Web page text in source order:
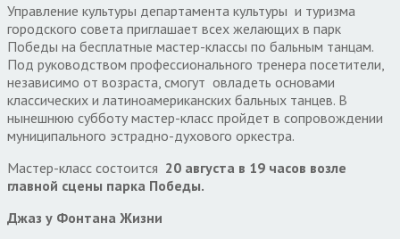
Управление культуры департамента культуры и туризма
городского совета приглашает всех желающих в парк
Победы на бесплатные мастер-классы по бальным танцам.
Под руководством профессионального тренера посетители,
независимо от возраста, смогут овладеть основами
классических и латиноамериканских бальных танцев. В
нынешнюю субботу мастер-класс пройдет в сопровождении
муниципального эстрадно-духового оркестра.
Мастер-класс состоится 20 августа в 19 часов возле
главной сцены парка Победы.
Джаз у Фонтана Жизни